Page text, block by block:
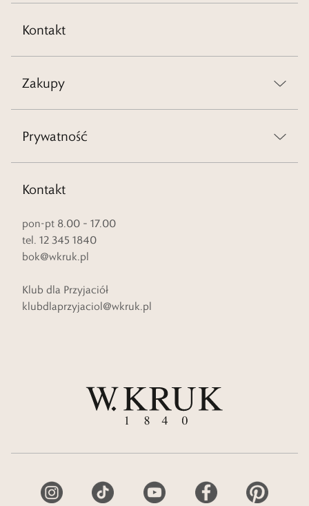
Kontakt
Zakupy
Prywatność
Kontakt
pon-pt 8.00 – 17.00
tel. 12 345 1840
bok@wkruk.pl
Klub dla Przyjaciół
klubdlaprzyjaciol@wkruk.pl